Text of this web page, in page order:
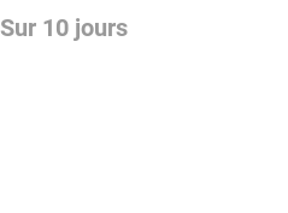
Sur 10 jours